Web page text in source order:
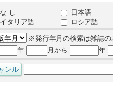
な し 日本語
イタリア語
ロシア語
※発行年月の検索は雑誌の
年
月から 年